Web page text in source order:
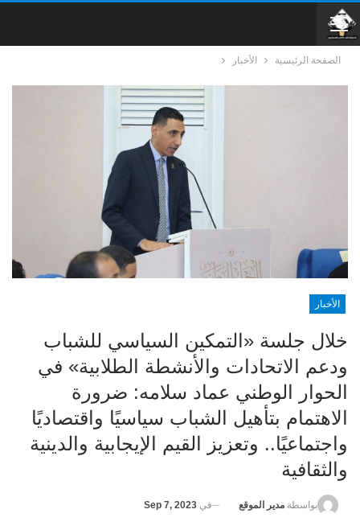
الصفحة الرئيسية الأخبار
الأخبار
خلال جلسة «التمكين السياسي للشباب
ودعم الاتحادات والأنشطة الطلابية» في
الحوار الوطني عماد سلامه: ضرورة
الاهتمام بتأهيل الشباب سياسيًا واقتصاديًا
واجتماعيًا.. وتعزيز القيم الإيجابية والدينية
والثقافية
بواسطة مدير الموقع في Sep 7, 2023